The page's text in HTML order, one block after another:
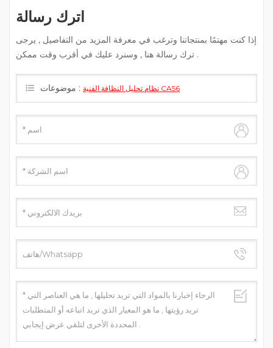
اترك رسالة
إذا كنت مهتمًا بمنتجاتنا وترغب في معرفة المزيد من التفاصيل , يرجى
ترك رسالة هنا , وسنرد عليك في أقرب وقت ممكن .
موضوعات : نظام تحليل النظافة الفنية CA56